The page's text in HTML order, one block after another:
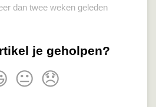
dan twee weken geleden
je geholpen?
😐 😞